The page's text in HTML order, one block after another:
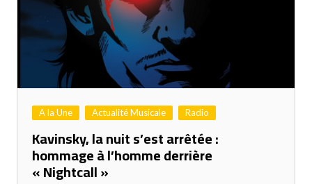
A la Une Actualité Musicale Radio
Kavinsky, la nuit s’est arrêtée :
hommage à l’homme derrière
« Nightcall »